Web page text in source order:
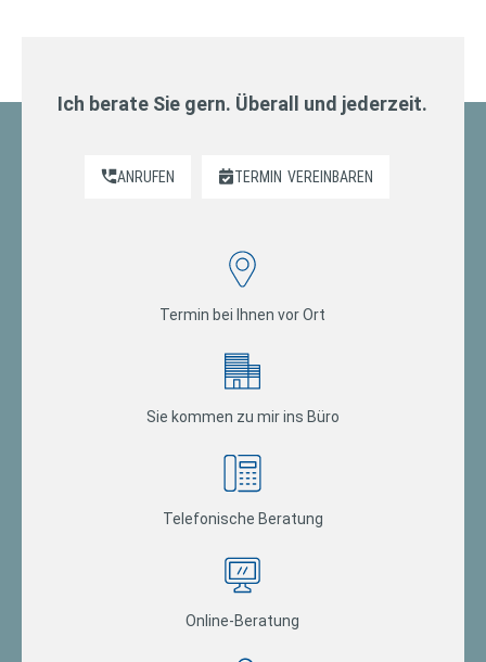
Ich berate Sie gern. Überall und jederzeit.
ANRUFEN TERMIN VEREINBAREN
Termin bei Ihnen vor Ort
Sie kommen zu mir ins Büro
Telefonische Beratung
Online-Beratung